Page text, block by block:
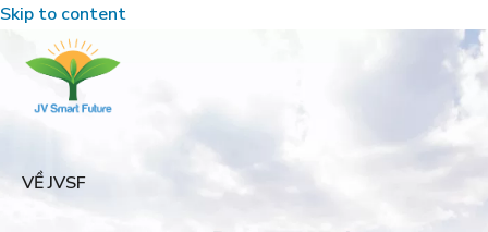
Skip to content
VỀ JVSF